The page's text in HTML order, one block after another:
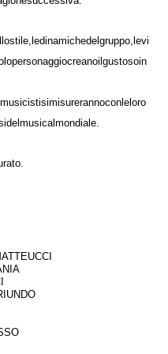
stile, ledinamichedel gruppo, levi
personaggiocreanoil gustosoin
musicistisimisurerannocon le loro
del musical mondiale.